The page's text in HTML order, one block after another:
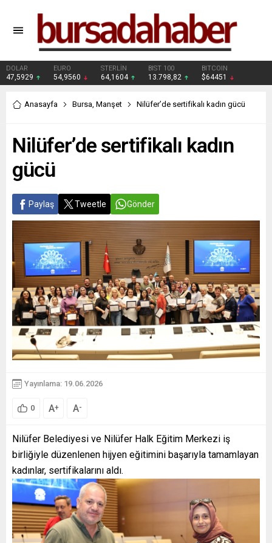
DOLAR
47,5929
EURO
54,9560
STERLİN
64,1604
BIST 100
13.798,82
BITCOIN
$64451
Anasayfa Bursa, Manşet Nilüfer’de sertifikalı kadın gücü
Nilüfer’de sertifikalı kadın
gücü
Paylaş Tweetle Gönder
Yayınlama: 19.06.2026
0 A+ A-
Nilüfer Belediyesi ve Nilüfer Halk Eğitim Merkezi iş
birliğiyle düzenlenen hijyen eğitimini başarıyla tamamlayan
kadınlar, sertifikalarını aldı.